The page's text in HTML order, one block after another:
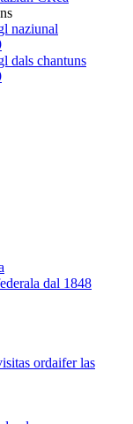
naziunal
dals chantuns
dal 1848
ordaifer las